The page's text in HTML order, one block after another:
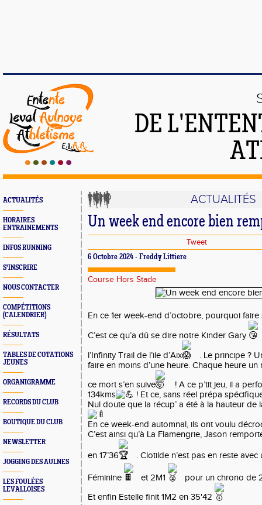
DE
ACTUALITÉS
HORAIRES
ENTRAINEMENTS
INFOS RUNNING
S'INSCRIRE
NOUS CONTACTER
COMPÉTITIONS
(CALENDRIER)
RÉSULTATS
TABLES DE COTATIONS
JEUNES
ORGANIGRAMME
RECORDS DU CLUB
BOUTIQUE DU CLUB
NEWSLETTER
JOGGING DES AULNES
LES FOULÉES
LEVALLOISES
ACTUALITÉS
Un week end encore bien
Tweet
6 Octobre 2024 - Freddy Littiere
Course Hors Stade
En ce 1er week-end d’octobre, pourquoi faire
C’est ce qu’a dû se dire notre Kinder Gary
l’Infinity Trail de l’ile d’Aix
. Le principe ?
faire en moins d’une heure. Chaque heure un
ce mort s’en suive
! A ce p’tit jeu, il a
134kms
! Et ce, sans réel prépa
Nul doute que la récup’ a été à la hauteur
En ce week-end automnal, ils ont voulu
C’est ainsi qu’à La Flamengrie, Jason
en 17’36 . Clotilde n’est pas en reste
Féminine et 2M1
pour un chrono de
Et enfin Estelle finit 1M2 en 35'42